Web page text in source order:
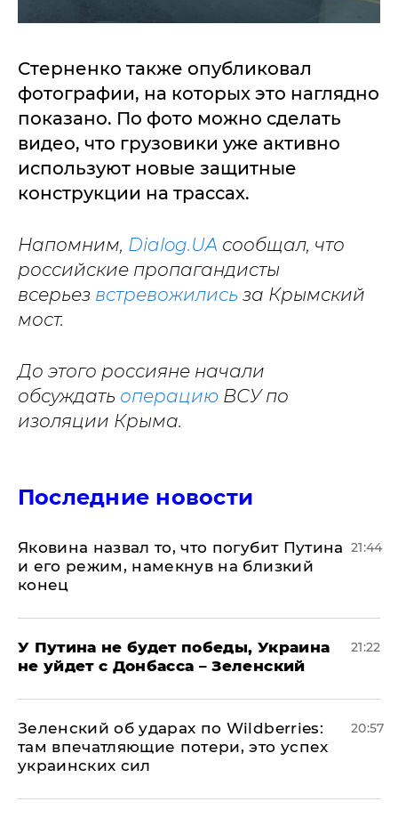
Стерненко также опубликовал
фотографии, на которых это наглядно
показано. По фото можно сделать
видео, что грузовики уже активно
используют новые защитные
конструкции на трассах.
Напомним, Dialog.UA сообщал, что
российские пропагандисты
всерьез встревожились за Крымский
мост.
До этого россияне начали
обсуждать операцию ВСУ по
изоляции Крыма.
Последние новости
Яковина назвал то, что погубит Путина
и его режим, намекнув на близкий
конец
21:44
У Путина не будет победы, Украина
не уйдет с Донбасса – Зеленский
21:22
Зеленский об ударах по Wildberries:
там впечатляющие потери, это успех
украинских сил
20:57